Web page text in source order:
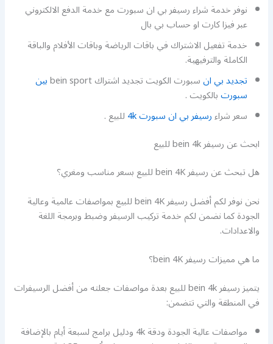
نوفر خدمة شراء رسيفر بي ان سبورت مع خدمة الدفع الالكتروني
عبر فيزا كارت او حساب بي بال
خدمة تفعيل الاشتراك في باقات الرياضة وباقات الأفلام والباقة
الكاملة والترفيهية.
تجديد بي انسبورت الكويت تجديد اشتراك bein sport بين
سبورتبالكويت .
سعر شراءرسيفر بي ان سبورت 4k
للبيع .
ابحث عن رسيفر bein 4k للبيع
هل تبحث عن رسيفر bein 4K للبيع بسعر مناسب ومغري؟
نحن نوفر لكم أفضل رسيفر bein 4K للبيع بمواصفات عالمية وعالية
الجودة كما نضمن لكم خدمة تركيب الرسيفر وضبط وبرمجة اللغة
والاعدادات.
ما هي مميزات رسيفر bein 4K؟
يتميز رسيفر bein 4k للبيع بعدة مواصفات جعلته من أفضل الرسيفرات
في المنطقة والتي تتضمن:
مواصفات عالية الجودة ودقة 4k ودليل برامج لسبعة أيام بالإضافة